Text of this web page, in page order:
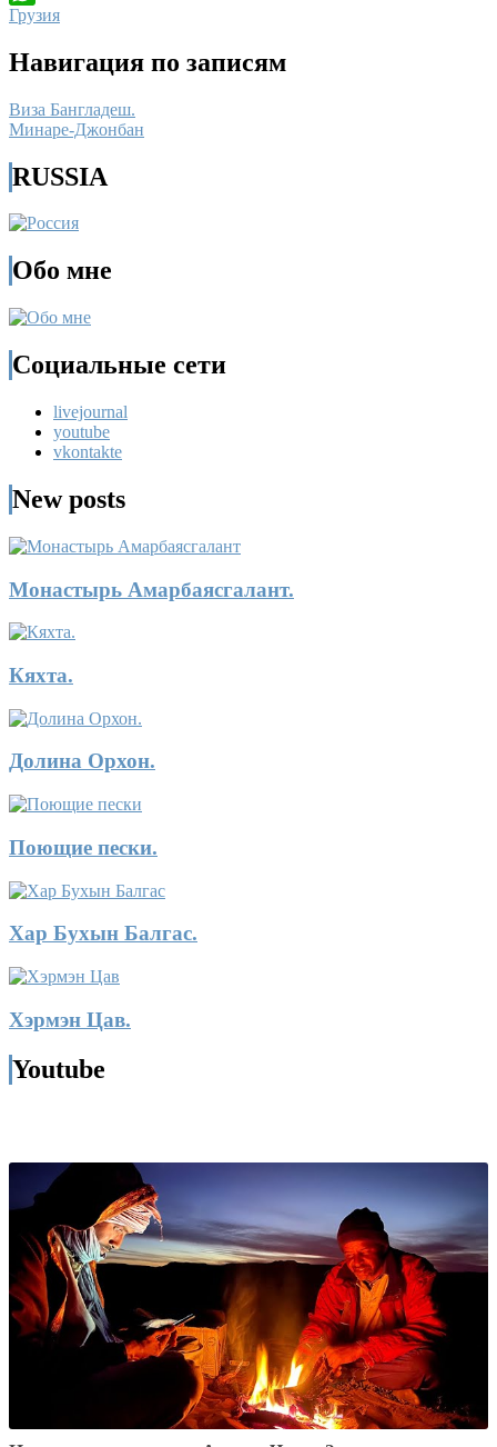
WhatsApp
Грузия
Навигация по записям
Виза Бангладеш.
Минаре-Джонбан
RUSSIA
Обо мне
Социальные сети
livejournal
youtube
vkontakte
New posts
Монастырь Амарбаясгалант.
Кяхта.
Долина Орхон.
Поющие пески.
Хар Бухын Балгас.
Хэрмэн Цав.
Youtube